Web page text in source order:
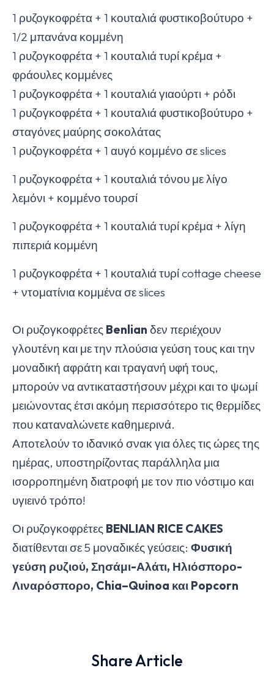
1 ρυζογκοφρέτα + 1 κουταλιά φυστικοβούτυρο +
1/2 μπανάνα κομμένη
1 ρυζογκοφρέτα + 1 κουταλιά τυρί κρέμα +
φράουλες κομμένες
1 ρυζογκοφρέτα + 1 κουταλιά γιαούρτι + ρόδι
1 ρυζογκοφρέτα + 1 κουταλιά φυστικοβούτυρο +
σταγόνες μαύρης σοκολάτας
1 ρυζογκοφρέτα + 1 αυγό κομμένο σε slices
1 ρυζογκοφρέτα + 1 κουταλιά τόνου με λίγο
λεμόνι + κομμένο τουρσί
1 ρυζογκοφρέτα + 1 κουταλιά τυρί κρέμα + λίγη
πιπεριά κομμένη
1 ρυζογκοφρέτα + 1 κουταλιά τυρί cottage cheese
+ ντοματίνια κομμένα σε slices
Οι ρυζογκοφρέτες Benlian δεν περιέχουν
γλουτένη και με την πλούσια γεύση τους και την
μοναδική αφράτη και τραγανή υφή τους,
μπορούν να αντικαταστήσουν μέχρι και το ψωμί
μειώνοντας έτσι ακόμη περισσότερο τις θερμίδες
που καταναλώνετε καθημερινά.
Αποτελούν το ιδανικό σνακ για όλες τις ώρες της
ημέρας, υποστηρίζοντας παράλληλα μια
ισορροπημένη διατροφή με τον πιο νόστιμο και
υγιεινό τρόπο!
Οι ρυζογκοφρέτες BENLIAN RICE CAKES
διατίθενται σε 5 μοναδικές γεύσεις: Φυσική
γεύση ρυζιού, Σησάμι-Αλάτι, Ηλιόσπορο-
Λιναρόσπορο, Chia–Quinoa και Popcorn
Share Article